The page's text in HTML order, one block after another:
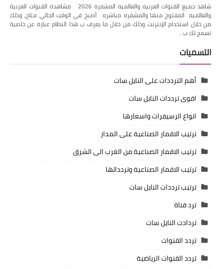
شاهد جميع القنوات العربيه والعالميه المشفره 2026 مشاهده القنوات العربية
والعالميه المفتوح منها والمشفره مباشره أصبح في الوقت الحالي متاح، وذلك
من خلال استخدام الإنترنت وذلك من خلال ما يعرف ب هذا النظام عبارة عن خاصية
تسمح لك ب…
التسميات
أهم الترددات على النايل سات
اقوى ترددات النايل سات
انواع الرسيفرات واسعارها
ترتيب الاقمار الصناعية على المدار
ترتيب الاقمار الصناعية من الغرب الى الشرق
ترتيب الاقمار الصناعية وتردداتها
ترتيب ترددات النايل سات
ترد قناة
تردادت النايل سات
تردد القنوات
تردد القنوات الرياضية